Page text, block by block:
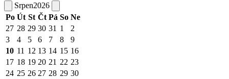
Srpen2026
Po Út St Čt Pá So Ne
27 28 29 30 31 1
2
3
4 5 6 7 8
9
10 11 12 13 14 15 16
17 18 19 20 21 22 23
24 25 26 27 28 29 30